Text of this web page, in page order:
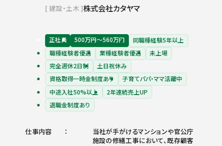
建設・土木 株式会社カタヤマ
正社員 500万円〜560万円
同職種経験5年以上
職種経験者優遇
業種経験者優遇
未上場
完全週休2日制
土日祝休み
資格取得一時金制度あり
子育てパパ・ママ活躍中
中途入社50%以上
2年連続売上UP
退職金制度あり
仕事内容
当社が手がけるマンションや官公庁
施設の修繕工事において、既存顧客